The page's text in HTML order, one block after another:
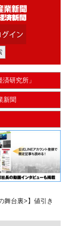
研究所」
新聞
舞台裏>】値引き